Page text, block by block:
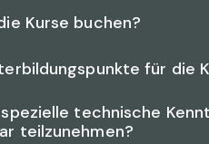
Kurse buchen?
für die
technische
teilzunehmen?